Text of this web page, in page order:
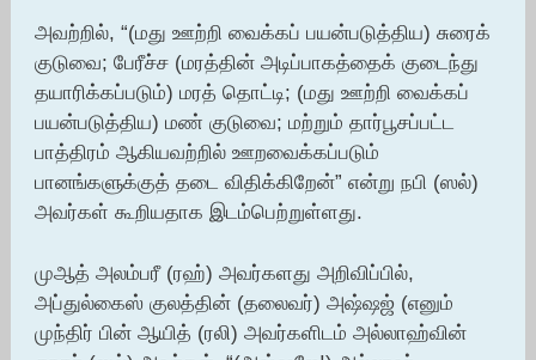
அவற்றில், “(மது ஊற்றி வைக்கப் பயன்படுத்திய) சுரைக்
குடுவை; பேரீச்ச (மரத்தின் அடிப்பாகத்தைக் குடைந்து
தயாரிக்கப்படும்) மரத் தொட்டி; (மது ஊற்றி வைக்கப்
பயன்படுத்திய) மண் குடுவை; மற்றும் தார்பூசப்பட்ட
பாத்திரம் ஆகியவற்றில் ஊறவைக்கப்படும்
பானங்களுக்குத் தடை விதிக்கிறேன்” என்று நபி (ஸல்)
அவர்கள் கூறியதாக இடம்பெற்றுள்ளது.
முஆத் அலம்பரீ (ரஹ்) அவர்களது அறிவிப்பில்,
அப்துல்கைஸ் குலத்தின் (தலைவர்) அஷ்ஷஜ் (எனும்
முந்திர் பின் ஆயித் (ரலி) அவர்களிடம் அல்லாஹ்வின்